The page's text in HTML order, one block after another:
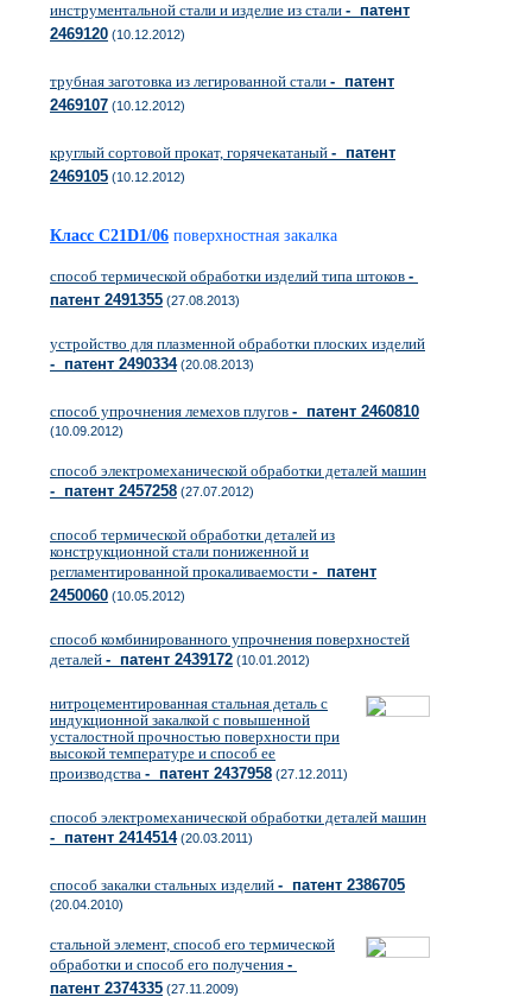
инструментальной стали и изделие из стали - патент
2469120 (10.12.2012)
трубная заготовка из легированной стали - патент
2469107 (10.12.2012)
круглый сортовой прокат, горячекатаный - патент
2469105 (10.12.2012)
Класс C21D1/06 поверхностная закалка
способ термической обработки изделий типа штоков -
патент 2491355 (27.08.2013)
устройство для плазменной обработки плоских изделий
- патент 2490334(20.08.2013)
способ упрочнения лемехов плугов - патент 2460810
(10.09.2012)
способ электромеханической обработки деталей машин
- патент 2457258 (27.07.2012)
способ термической обработки деталей из
конструкционной стали пониженной и
регламентированной прокаливаемости - патент
2450060 (10.05.2012)
способ комбинированного упрочнения поверхностей
деталей - патент 2439172 (10.01.2012)
нитроцементированная стальная деталь с
индукционной закалкой с повышенной
усталостной прочностью поверхности при
высокой температуре и способ ее
производства - патент 2437958 (27.12.2011)
способ электромеханической обработки деталей машин
- патент 2414514(20.03.2011)
способ закалки стальных изделий - патент 2386705
(20.04.2010)
стальной элемент, способ его термической
обработки и способ его получения -
патент 2374335 (27.11.2009)